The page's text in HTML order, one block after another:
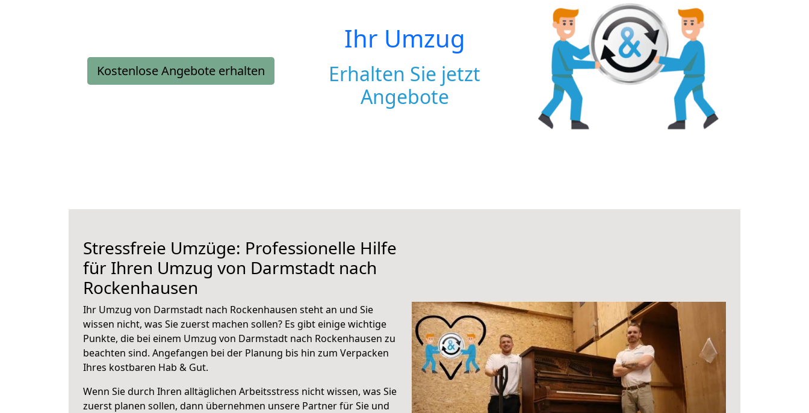
Kostenlose Angebote erhalten
Ihr Umzug
Erhalten Sie jetzt
Angebote
Stressfreie Umzüge: Professionelle Hilfe
für Ihren Umzug von Darmstadt nach
Rockenhausen
Ihr Umzug von Darmstadt nach Rockenhausen steht an und Sie
wissen nicht, was Sie zuerst machen sollen? Es gibt einige wichtige
Punkte, die bei einem Umzug von Darmstadt nach Rockenhausen zu
beachten sind. Angefangen bei der Planung bis hin zum Verpacken
Ihres kostbaren Hab & Gut.
Wenn Sie durch Ihren alltäglichen Arbeitsstress nicht wissen, was Sie
zuerst planen sollen, dann übernehmen unsere Partner für Sie und